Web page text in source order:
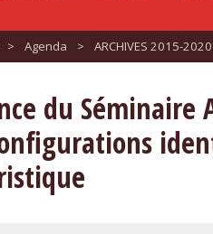
> Agenda > ARCHIVES 2015-2020
du Séminaire